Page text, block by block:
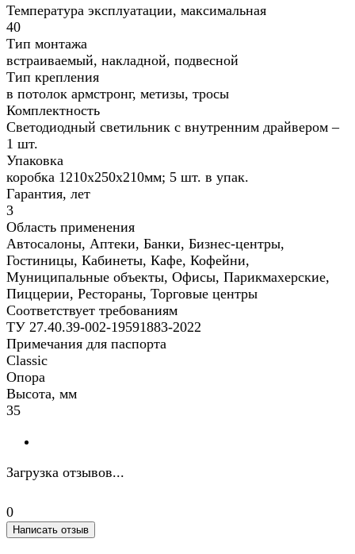
Температура эксплуатации, максимальная
40
Тип монтажа
встраиваемый, накладной, подвесной
Тип крепления
в потолок армстронг, метизы, тросы
Комплектность
Светодиодный светильник с внутренним драйвером –
1 шт.
Упаковка
коробка 1210х250х210мм; 5 шт. в упак.
Гарантия, лет
3
Область применения
Автосалоны, Аптеки, Банки, Бизнес-центры,
Гостиницы, Кабинеты, Кафе, Кофейни,
Муниципальные объекты, Офисы, Парикмахерские,
Пиццерии, Рестораны, Торговые центры
Соответствует требованиям
ТУ 27.40.39-002-19591883-2022
Примечания для паспорта
Classic
Опора
Высота, мм
35
Загрузка отзывов...
0
Написать отзыв